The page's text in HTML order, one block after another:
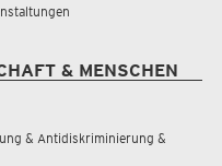
& MENSCHEN
& Antidiskriminierung &